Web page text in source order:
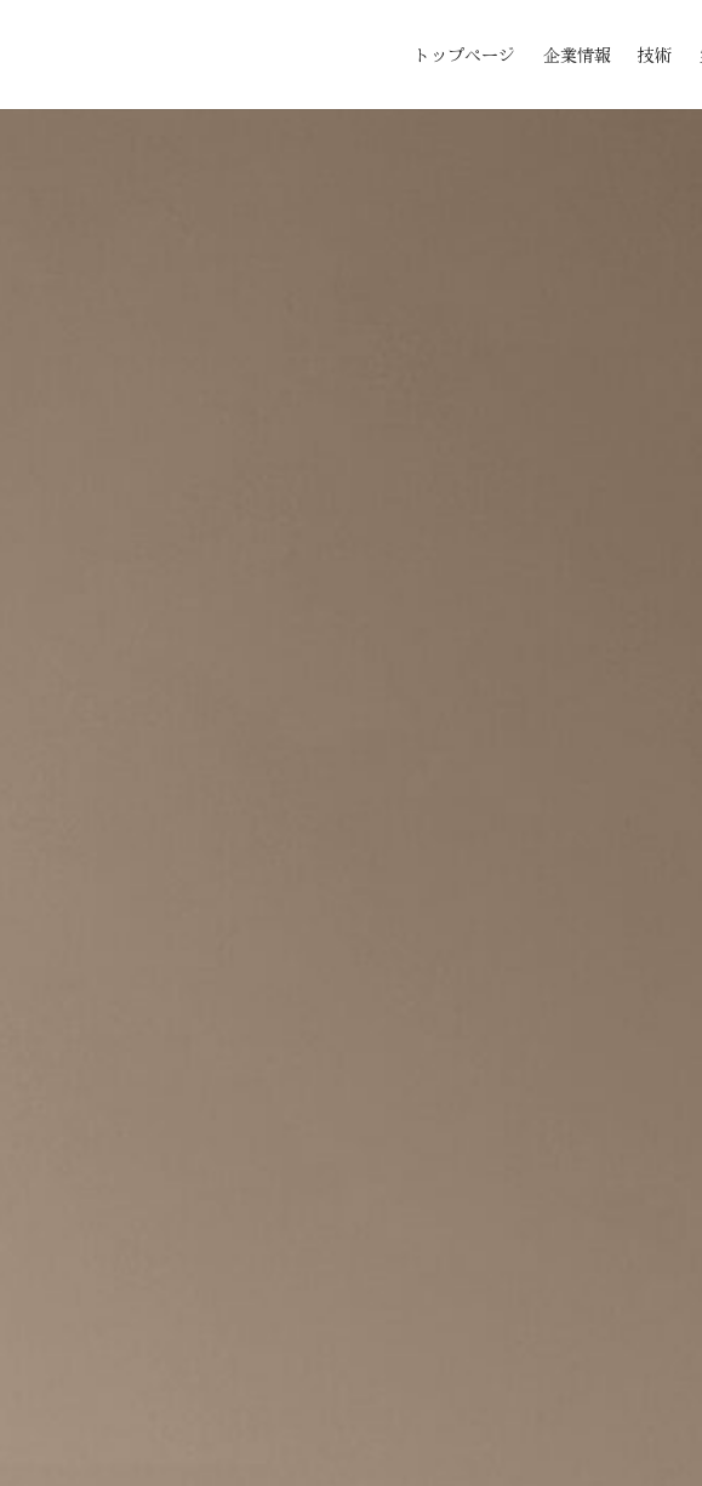
トップページ 企業情報 技術